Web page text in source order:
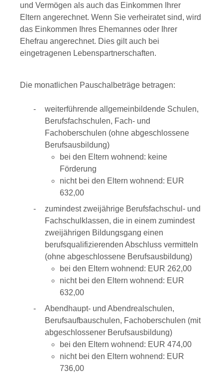
und Vermögen als auch das Einkommen Ihrer
Eltern angerechnet. Wenn Sie verheiratet sind, wird
das Einkommen Ihres Ehemannes oder Ihrer
Ehefrau angerechnet. Dies gilt auch bei
eingetragenen Lebenspartnerschaften.
Die monatlichen Pauschalbeträge betragen:
weiterführende allgemeinbildende Schulen,
Berufsfachschulen, Fach- und
Fachoberschulen (ohne abgeschlossene
Berufsausbildung)
bei den Eltern wohnend: keine
Förderung
nicht bei den Eltern wohnend: EUR
632,00
zumindest zweijährige Berufsfachschul- und
Fachschulklassen, die in einem zumindest
zweijährigen Bildungsgang einen
berufsqualifizierenden Abschluss vermitteln
(ohne abgeschlossene Berufsausbildung)
bei den Eltern wohnend: EUR 262,00
nicht bei den Eltern wohnend: EUR
632,00
Abendhaupt- und Abendrealschulen,
Berufsaufbauschulen, Fachoberschulen (mit
abgeschlossener Berufsausbildung)
bei den Eltern wohnend: EUR 474,00
nicht bei den Eltern wohnend: EUR
736,00